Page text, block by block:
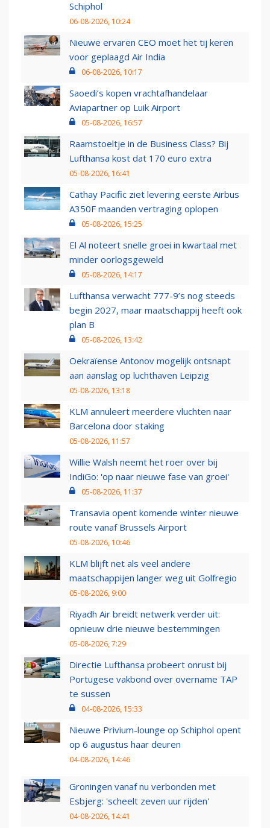
Schiphol
06-08-2026, 10:24
Nieuwe ervaren CEO moet het tij keren
voor geplaagd Air India
06-08-2026, 10:17
Saoedi’s kopen vrachtafhandelaar
Aviapartner op Luik Airport
05-08-2026, 16:57
Raamstoeltje in de Business Class? Bij
Lufthansa kost dat 170 euro extra
05-08-2026, 16:41
Cathay Pacific ziet levering eerste Airbus
A350F maanden vertraging oplopen
05-08-2026, 15:25
El Al noteert snelle groei in kwartaal met
minder oorlogsgeweld
05-08-2026, 14:17
Lufthansa verwacht 777-9’s nog steeds
begin 2027, maar maatschappij heeft ook
plan B
05-08-2026, 13:42
Oekraïense Antonov mogelijk ontsnapt
aan aanslag op luchthaven Leipzig
05-08-2026, 13:18
KLM annuleert meerdere vluchten naar
Barcelona door staking
05-08-2026, 11:57
Willie Walsh neemt het roer over bij
IndiGo: 'op naar nieuwe fase van groei'
05-08-2026, 11:37
Transavia opent komende winter nieuwe
route vanaf Brussels Airport
05-08-2026, 10:46
KLM blijft net als veel andere
maatschappijen langer weg uit Golfregio
05-08-2026, 9:00
Riyadh Air breidt netwerk verder uit:
opnieuw drie nieuwe bestemmingen
05-08-2026, 7:29
Directie Lufthansa probeert onrust bij
Portugese vakbond over overname TAP
te sussen
04-08-2026, 15:33
Nieuwe Privium-lounge op Schiphol opent
op 6 augustus haar deuren
04-08-2026, 14:46
Groningen vanaf nu verbonden met
Esbjerg: 'scheelt zeven uur rijden'
04-08-2026, 14:41